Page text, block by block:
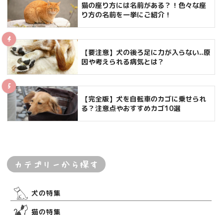
猫の座り方には名前がある？！色々な座
り方の名前を一挙にご紹介！
【要注意】犬の後ろ足に力が入らない..原
因や考えられる病気とは？
【完全版】犬を自転車のカゴに乗せられ
る？注意点やおすすめカゴ10選
カテゴリーから探す
犬の特集
猫の特集